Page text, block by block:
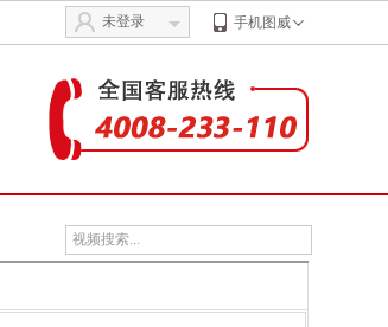
未登录 手机图威